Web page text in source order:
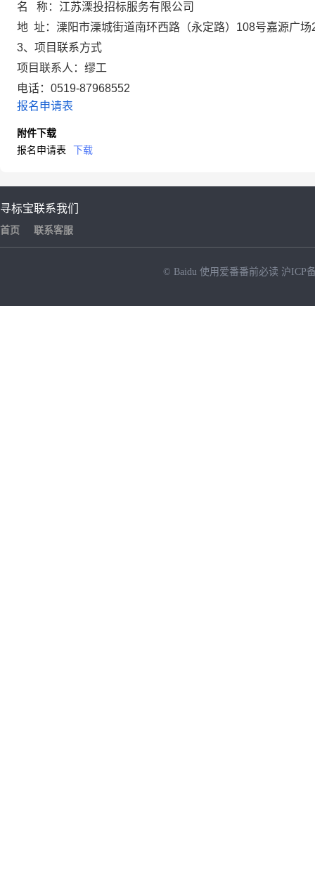
名
称： 江苏溧投招标服务有限公司
地 址： 溧阳市溧城街道南环西路（永定路） 108号嘉源广
3、项目联系方式
项目联系人： 缪工
电话： 0519-87968552
报名申请表
附件下载
报名申请表
下载
寻标宝
首页
联系我们
联系客服
© Baidu 使用爱番番前必读 沪ICP